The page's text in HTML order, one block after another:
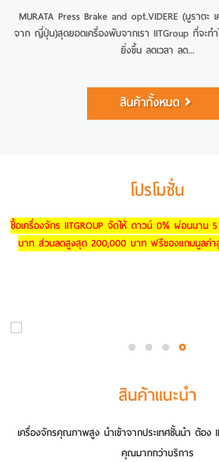
MURATA Press Brake and opt.VIDERE (มูราตะ
จาก ญี่ปุ่น)สุดยอดเครื่องพับจากเรา IITGroup ที่จะท
ยิ่งขึ้น ลดเวลา ลด...
สินค้าทั้งหมด
โปรโมชั่น
ซื้อเครื่องจักร IITGROUP จัดให้ ดาวน์ 0% ผ่อนนา
บาท ส่วนลดสูงสุด 200,000 บาท ฟรีของแถมมูลค่
สินค้าแนะนำ
เครื่องจักรคุณภาพสูง นำเข้าจากประเทศชั้นนำ ต้อง
คุณมากกว่าบริการ